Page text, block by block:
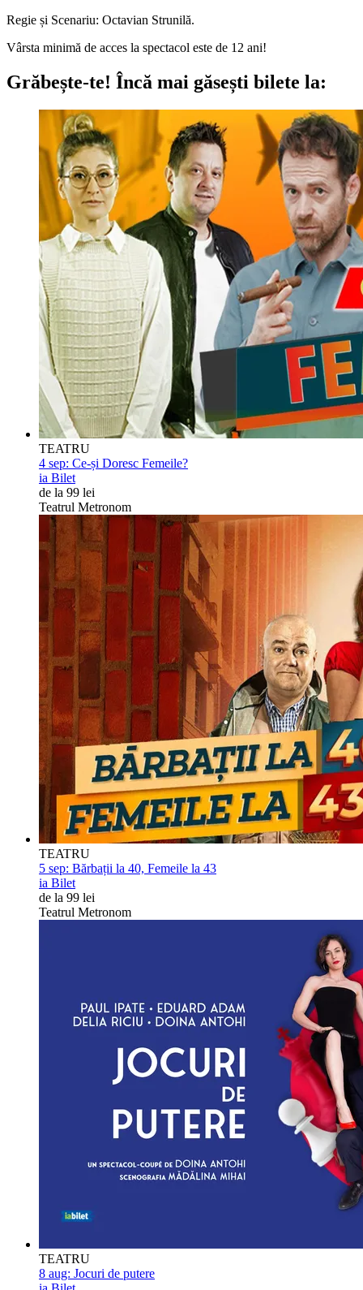
Regie și Scenariu: Octavian Strunilă.
Vârsta minimă de acces la spectacol este de 12 ani!
Grăbește-te! Încă mai găsești bilete la:
TEATRU
4 sep: Ce-și Doresc Femeile?
ia Bilet
de la 99 lei
Teatrul Metronom
TEATRU
5 sep: Bărbații la 40, Femeile la 43
ia Bilet
de la 99 lei
Teatrul Metronom
TEATRU
8 aug: Jocuri de putere